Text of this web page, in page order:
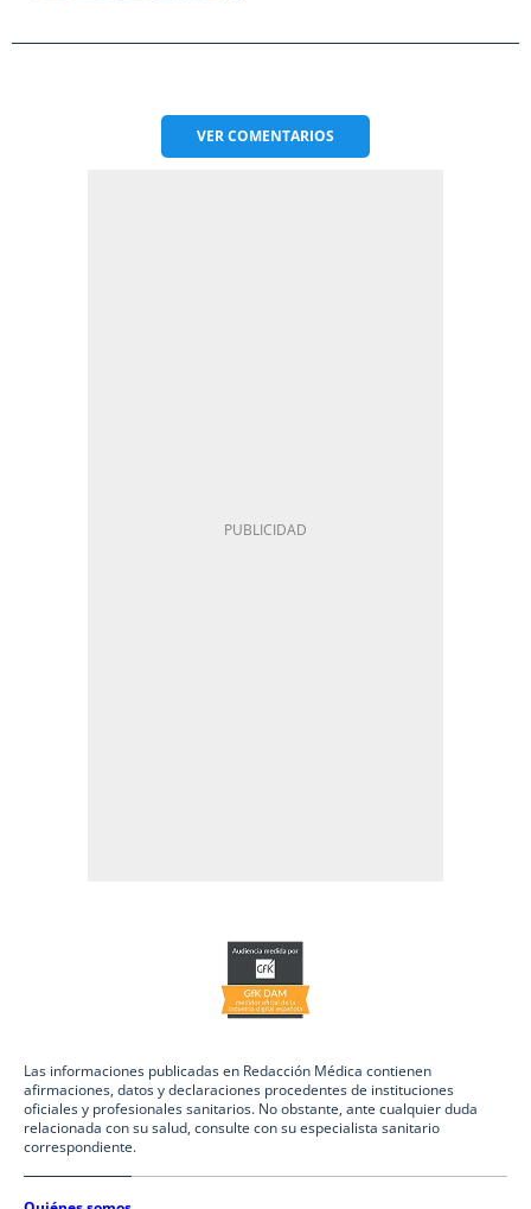
VERCOMENTARIOS
Las informaciones publicadas en Redacción Médica contienen
afirmaciones, datos y declaraciones procedentes de instituciones
oficiales y profesionales sanitarios. No obstante, ante cualquier duda
relacionada con su salud, consulte con su especialista sanitario
correspondiente.